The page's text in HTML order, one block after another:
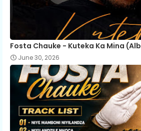
Fosta Chauke - Kuteka Ka Mina
June 30, 2026